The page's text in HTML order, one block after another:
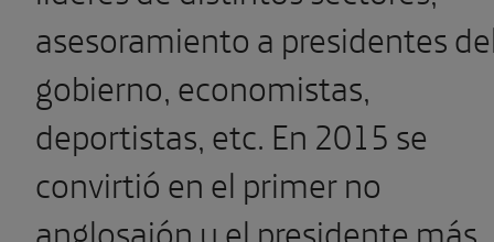
asesoramiento a presidentes
gobierno, economistas,
deportistas, etc. En 2015 se
convirtió en el primer no
anglosajón y el presidente más